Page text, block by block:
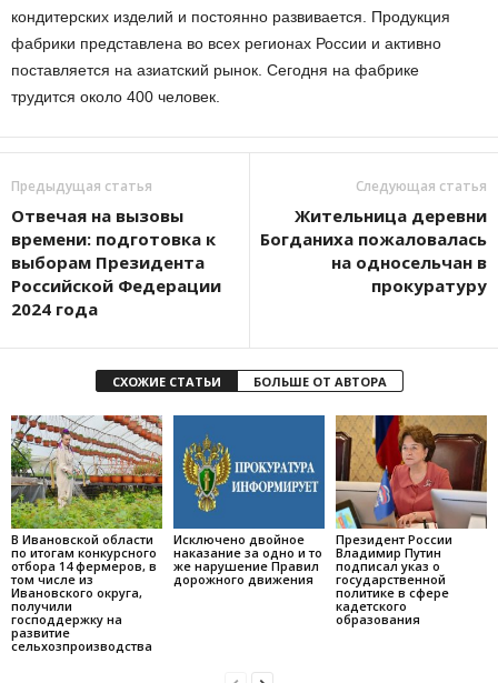
кондитерских изделий и постоянно развивается. Продукция
фабрики представлена во всех регионах России и активно
поставляется на азиатский рынок. Сегодня на фабрике
трудится около 400 человек.
Предыдущая статья
Отвечая на вызовы
времени: подготовка к
выборам Президента
Российской Федерации
2024 года
Следующая статья
Жительница деревни
Богданиха пожаловалась
на односельчан в
прокуратуру
СХОЖИЕ СТАТЬИ БОЛЬШЕ ОТ АВТОРА
В Ивановской области
по итогам конкурсного
отбора 14 фермеров, в
том числе из
Ивановского округа,
получили
господдержку на
развитие
сельхозпроизводства
Исключено двойное
наказание за одно и то
же нарушение Правил
дорожного движения
Президент России
Владимир Путин
подписал указ о
государственной
политике в сфере
кадетского
образования